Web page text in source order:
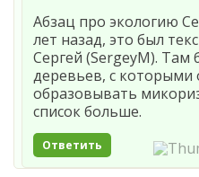
Абзац про экологию
лет назад, это был
Сергей (SergeyM). Там
деревьев, с которыми
образовывать
список больше.
Ответить